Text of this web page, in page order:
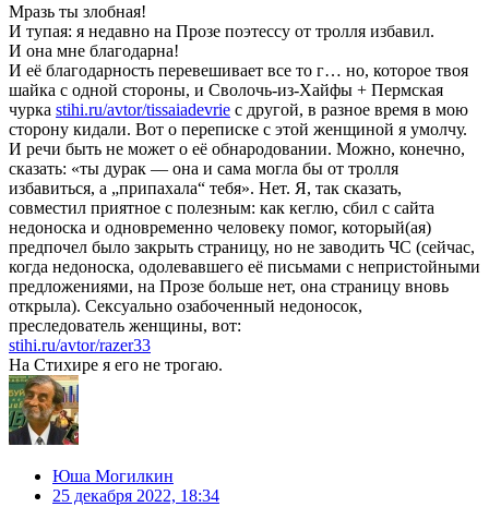
Мразь ты злобная!
И тупая: я недавно на Прозе поэтессу от тролля избавил.
И она мне благодарна!
И её благодарность перевешивает все то г… но, которое твоя
шайка с одной стороны, и Сволочь-из-Хайфы + Пермская
чурка stihi.ru/avtor/tissaiadevrie с другой, в разное время в мою
сторону кидали. Вот о переписке с этой женщиной я умолчу.
И речи быть не может о её обнародовании. Можно, конечно,
сказать: «ты дурак — она и сама могла бы от тролля
избавиться, а „припахала“ тебя». Нет. Я, так сказать,
совместил приятное с полезным: как кеглю, сбил с сайта
недоноска и одновременно человеку помог, который(ая)
предпочел было закрыть страницу, но не заводить ЧС (сейчас,
когда недоноска, одолевавшего её письмами с непристойными
предложениями, на Прозе больше нет, она страницу вновь
открыла). Сексуально озабоченный недоносок,
преследователь женщины, вот:
stihi.ru/avtor/razer33
На Стихире я его не трогаю.
Юша Могилкин
25 декабря 2022, 18:34